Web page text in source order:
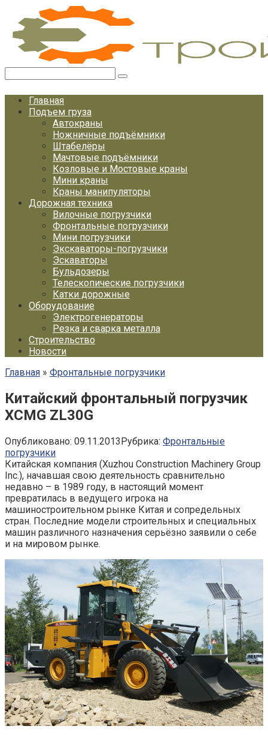
Перейти
контенту
Главная
Подъем груза
Автокраны
Ножничные подъёмники
Штабелёры
Мачтовые подъёмники
Козловые и Мостовые краны
Мини краны
Краны манипуляторы
Дорожная техника
Вилочные погрузчики
Фронтальные погрузчики
Мини погрузчики
Экскаваторы-погрузчики
Эскаваторы
Бульдозеры
Телескопические погрузчики
Катки дорожные
Оборудование
Электрогенераторы
Резка и сварка металла
Строительство
Новости
Главная » Фронтальные погрузчики
Китайский фронтальный погрузчик
XCMG ZL30G
Опубликовано: 09.11.2013Рубрика: Фронтальные
погрузчики
Китайская компания (Xuzhou Construction Machinery Group
Inc.), начавшая свою деятельность сравнительно
недавно – в 1989 году, в настоящий момент
превратилась в ведущего игрока на
машиностроительном рынке Китая и сопредельных
стран. Последние модели строительных и специальных
машин различного назначения серьёзно заявили о себе
и на мировом рынке.